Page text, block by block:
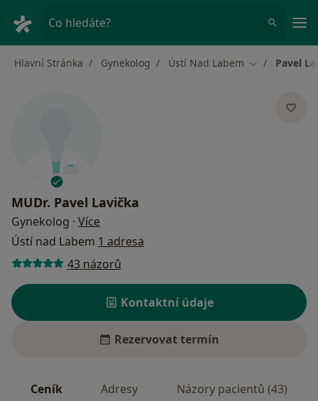
Co hledáte?
Hlavní Stránka Gynekolog Ústí Nad Labem Změna města
Pavel
MUDr. Pavel Lavička
Gynekolog · Více
Ústí nad Labem 1 adresa
43 názorů
Kontaktní údaje
Rezervovat termín
Ceník Adresy Názory pacientů (43)